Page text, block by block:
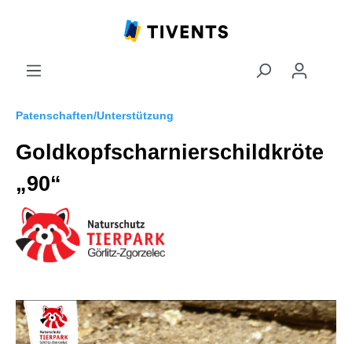
Patenschaften/Unterstützung
Goldkopfscharnierschildkröte
„90“